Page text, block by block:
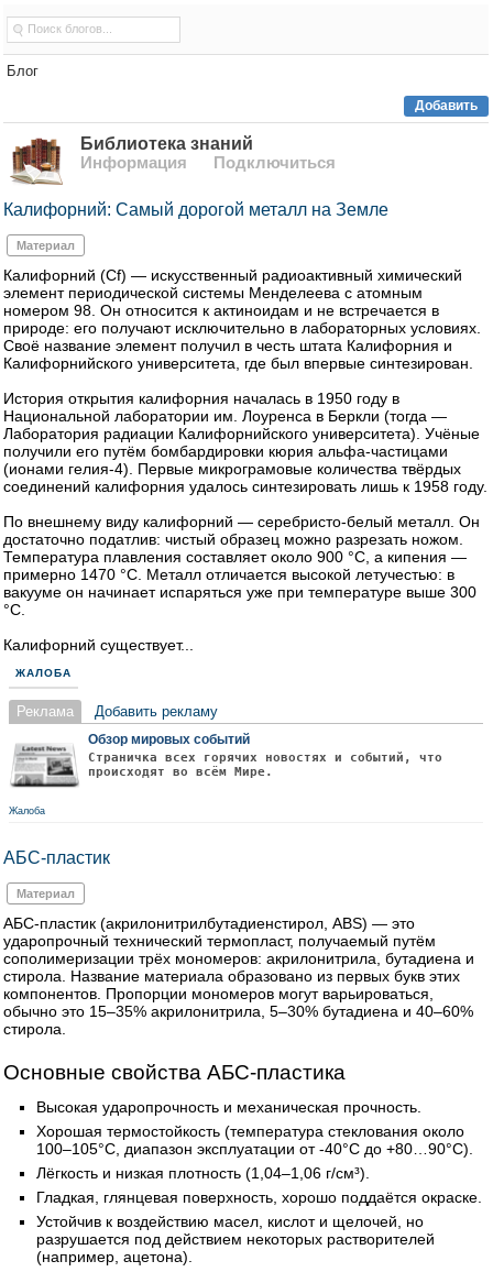
Блог
Добавить
Библиотека знаний
Информация
Подключиться
Калифорний: Самый дорогой металл на Земле
Материал
Калифорний (Cf) — искусственный радиоактивный химический
элемент периодической системы Менделеева с атомным
номером 98. Он относится к актиноидам и не встречается в
природе: его получают исключительно в лабораторных условиях.
Своё название элемент получил в честь штата Калифорния и
Калифорнийского университета, где был впервые синтезирован.
История открытия калифорния началась в 1950 году в
Национальной лаборатории им. Лоуренса в Беркли (тогда —
Лаборатория радиации Калифорнийского университета). Учёные
получили его путём бомбардировки кюрия альфа‑частицами
(ионами гелия‑4). Первые микрограмовые количества твёрдых
соединений калифорния удалось синтезировать лишь к 1958 году.
По внешнему виду калифорний — серебристо‑белый металл. Он
достаточно податлив: чистый образец можно разрезать ножом.
Температура плавления составляет около 900 °C, а кипения —
примерно 1470 °C. Металл отличается высокой летучестью: в
вакууме он начинает испаряться уже при температуре выше 300
°C.
Калифорний существует...
ЖАЛОБА
Реклама Добавить рекламу
Обзор мировых событий
Страничка всех горячих новостях и событий, что
происходят во всём Мире.
Жалоба
АБС-пластик
Материал
АБС-пластик (акрилонитрилбутадиенстирол, ABS) — это
ударопрочный технический термопласт, получаемый путём
сополимеризации трёх мономеров: акрилонитрила, бутадиена и
стирола. Название материала образовано из первых букв этих
компонентов. Пропорции мономеров могут варьироваться,
обычно это 15–35% акрилонитрила, 5–30% бутадиена и 40–60%
стирола.
Основные свойства АБС-пластика
Высокая ударопрочность и механическая прочность.
Хорошая термостойкость (температура стеклования около
100–105°C, диапазон эксплуатации от -40°C до +80…90°C).
Лёгкость и низкая плотность (1,04–1,06 г/см³).
Гладкая, глянцевая поверхность, хорошо поддаётся окраске.
Устойчив к воздействию масел, кислот и щелочей, но
разрушается под действием некоторых растворителей
(например, ацетона).